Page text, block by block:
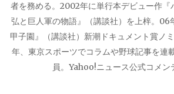
者を務める。2002年に単行本デビュー作
弘と巨人軍の物語』（講談社）を上梓。06
甲子園』（講談社）新潮ドキュメント賞ノ
年、東京スポーツでコラムや野球記事を連
員。Yahoo!ニュース公式コメン